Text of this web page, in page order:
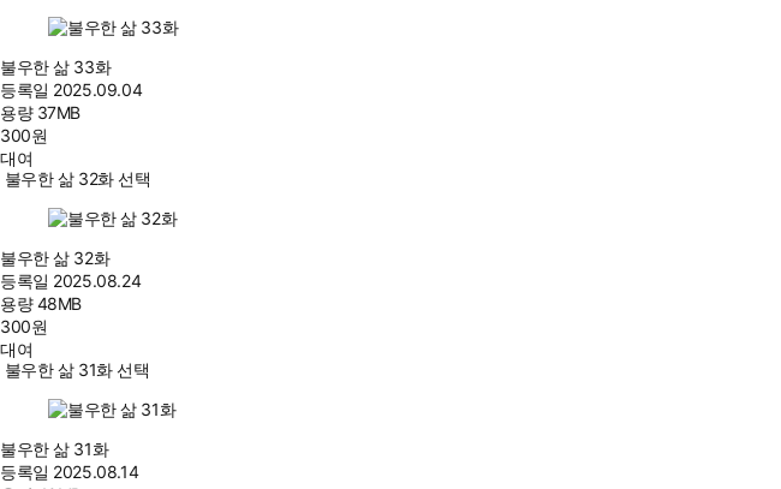
불우한 삶 33화
등록일 2025.09.04
용량 37MB
300원
대여
불우한 삶 32화 선택
불우한 삶 32화
등록일 2025.08.24
용량48MB
300원
대여
불우한 삶 31화 선택
불우한 삶 31화
등록일 2025.08.14